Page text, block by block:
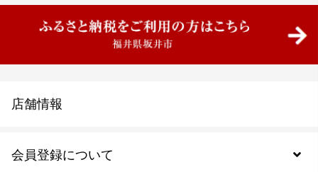
会員登録について
店舗情報